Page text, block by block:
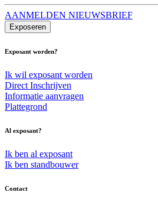
AANMELDEN NIEUWSBRIEF
Exposeren
Exposant worden?
Ik wil exposant worden
Direct Inschrijven
Informatie aanvragen
Plattegrond
Al exposant?
Ik ben al exposant
Ik ben standbouwer
Contact